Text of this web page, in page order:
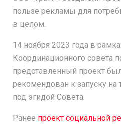
пользе рекламы для
в целом.
14 ноября 2023 года в
Координационного совета
представленный проект
рекомендован к запуску на
под эгидой Совета.
Ранее проект социальной